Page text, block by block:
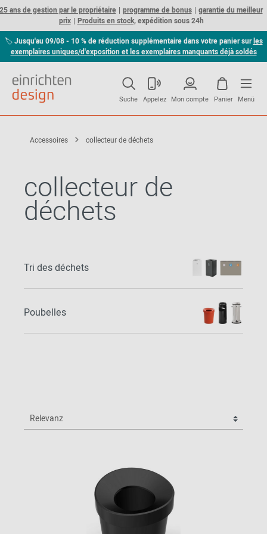
ans de gestion par le propriétaire programme de bonus
garantie du meilleur
prix
Produits en stock,expédition sous 24h
🏷Jusqu'au 09/08 - 10 % de réduction supplémentaire dans votre panier surles
exemplaires uniques/d'exposition et les exemplaires manquants déjà soldés
Suche Appelez Mon compte Panier Menü
Accessoires collecteur de déchets
collecteur de
déchets
Tri des déchets
Poubelles